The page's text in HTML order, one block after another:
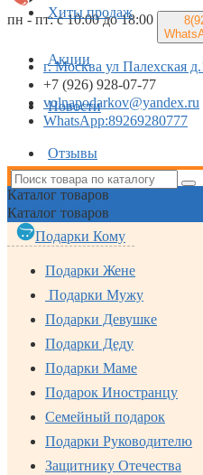
пн - пт: с 10:00 до 18:00
г. Москва ул Палехская
+7 (926) 928-07-77
volnapodarkov@yandex.ru
WhatsApp:89269280777
Хиты продаж
Акции
Новости
Отзывы
Каталог товаров
Каталог товаров
Подарки Кому
Подарки Жене
Подарки Мужу
Подарки Девушке
Подарки Деду
Подарки Маме
Подарок Иностранцу
Семейный подарок
Подарки Руководителю
Защитнику Отечества